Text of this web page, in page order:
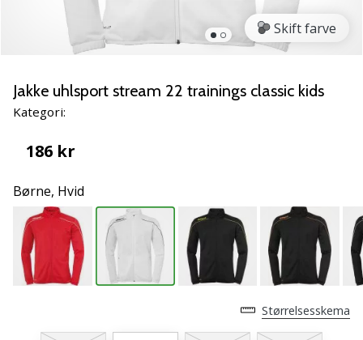
Weplayvolleyball
ambassadør
du
den
hobby
Så
lad
os
løbe
sammen.
Skift farve
Jakke uhlsport stream 22 trainings classic kids
Kategori:
186 kr
Børne, Hvid
Størrelsesskema